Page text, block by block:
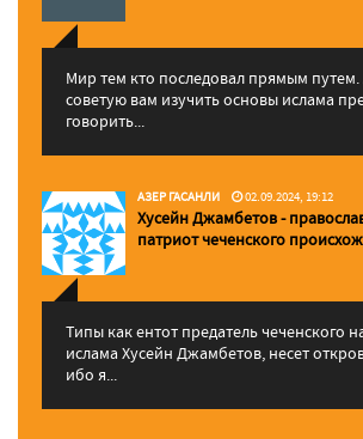
Мир тем кто последовал прямым путем.
советую вам изучить основы ислама
говорить...
АЗЕР ГАСАНЛИ 02.09.2024, 19:12
Хусейн Джамбетов -
патриот чеченского
Типы как ентот предатель чеченского
ислама Хусейн Джамбетов, несет
ибо я...